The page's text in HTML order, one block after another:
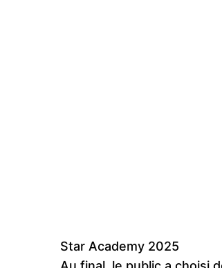
Star Academy 2025